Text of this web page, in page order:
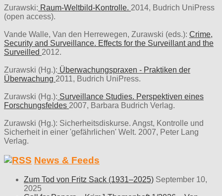
Zurawski: Raum-Weltbild-Kontrolle. 2014, Budrich UniPress
(open access).
Vande Walle, Van den Herrewegen, Zurawski (eds.): Crime,
Security and Surveillance. Effects for the Surveillant and the
Surveilled 2012.
Zurawski (Hg.): Überwachungspraxen - Praktiken der
Überwachung 2011, Budrich UniPress.
Zurawski (Hg.): Surveillance Studies. Perspektiven eines
Forschungsfeldes 2007, Barbara Budrich Verlag.
Zurawski (Hg.): Sicherheitsdiskurse. Angst, Kontrolle und
Sicherheit in einer 'gefährlichen' Welt. 2007, Peter Lang
Verlag.
News & Feeds
Zum Tod von Fritz Sack (1931–2025) September 10,
2025